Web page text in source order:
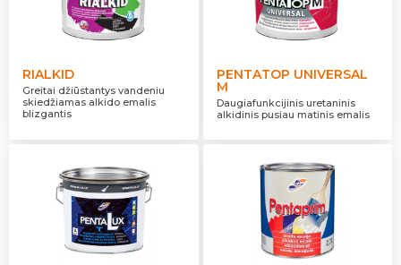
RIALKID
Greitai džiūstantys vandeniu
skiedžiamas alkido emalis
blizgantis
PENTATOP UNIVERSAL
M
Daugiafunkcijinis uretaninis
alkidinis pusiau matinis emalis